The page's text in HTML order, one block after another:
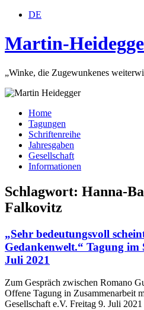
DE
Martin-
„Winke, die Zugewunkenes
Home
Tagungen
Schriftenreihe
Jahresgaben
Gesellschaft
Informationen
Schlagwort: Hanna-
Falkovitz
„Sehr bedeutungsvoll
Gedankenwelt.“ Tagung im
Juli 2021
Zum Gespräch zwischen Romano
Offene Tagung in Zusammenarbeit
Gesellschaft e.V. Freitag 9. Juli